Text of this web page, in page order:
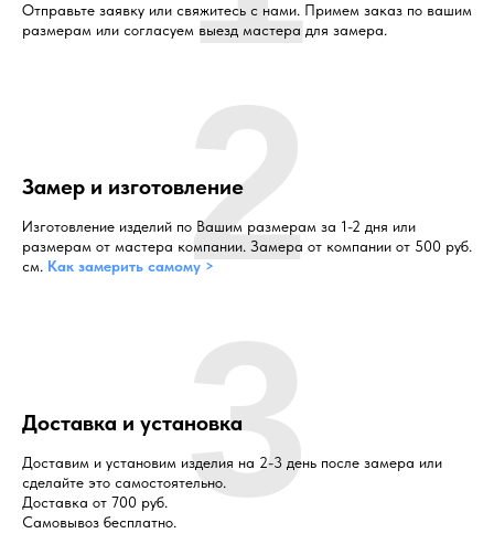
Отправьте заявку или свяжитесь с нами. Примем заказ по вашим
размерам или согласуем выезд мастера для замера.
Замер и изготовление
Изготовление изделий по Вашим размерам за 1-2 дня или
размерам от мастера компании. Замера от компании от 500 руб.
см. Как замерить самому >2
Доставка и установка
Доставим и установим изделия на 2-3 день после замера или
сделайте это самостоятельно.
Доставка от 700 руб.
Самовывоз бесплатно. 3